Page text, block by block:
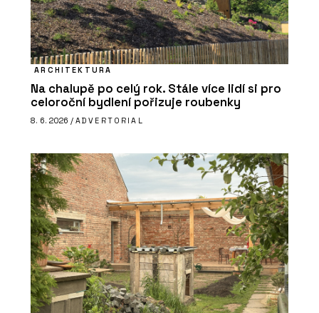
ARCHITEKTURA
Na chalupě po celý rok. Stále více lidí si pro
celoroční bydlení pořizuje roubenky
8. 6. 2026 / ADVERTORIAL